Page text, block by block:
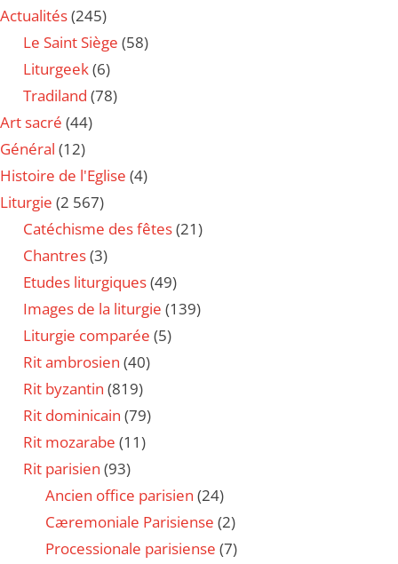
Actualités(245)
Le Saint Siège (58)
Liturgeek(6)
Tradiland (78)
Art sacré (44)
Général (12)
Histoire de l'Eglise (4)
Liturgie (2 567)
Catéchisme des fêtes(21)
Chantres(3)
Etudes liturgiques(49)
Images de la liturgie (139)
Liturgie comparée (5)
Rit ambrosien (40)
Rit byzantin (819)
Rit dominicain (79)
Rit mozarabe (11)
Rit parisien (93)
Ancien office parisien (24)
Cæremoniale Parisiense (2)
Processionale parisiense (7)